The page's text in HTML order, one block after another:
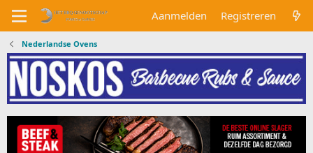
Aanmelden Registreren
Nederlandse Ovens